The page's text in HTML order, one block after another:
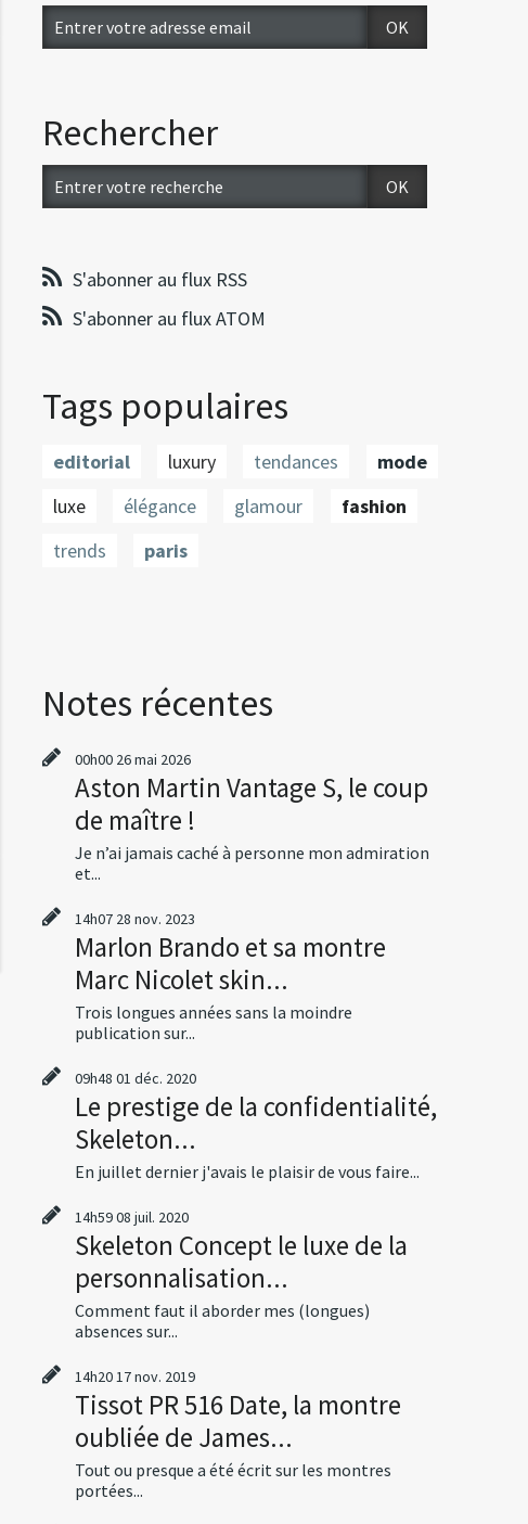
Rechercher
S'abonner au flux RSS
S'abonner au flux ATOM
Tags populaires
editorial luxury tendances
mode
luxe
élégance glamour
fashion
trends
paris
Notes récentes
00h00 26mai 2026
Aston Martin Vantage S, le coup
de maître !
Je n’ai jamais caché à personne mon admiration
et...
14h07 28 nov. 2023
Marlon Brando et sa montre
Marc Nicolet skin...
Trois longues années sans la moindre
publication sur...
09h48 01 déc. 2020
Le prestige de la confidentialité,
Skeleton...
En juillet dernier j'avais le plaisir de vous faire...
14h5908 juil. 2020
Skeleton Concept le luxe de la
personnalisation...
Comment faut il aborder mes (longues)
absences sur...
14h2017nov. 2019
Tissot PR 516 Date, la montre
oubliée de James...
Tout ou presque a été écrit sur les montres
portées...